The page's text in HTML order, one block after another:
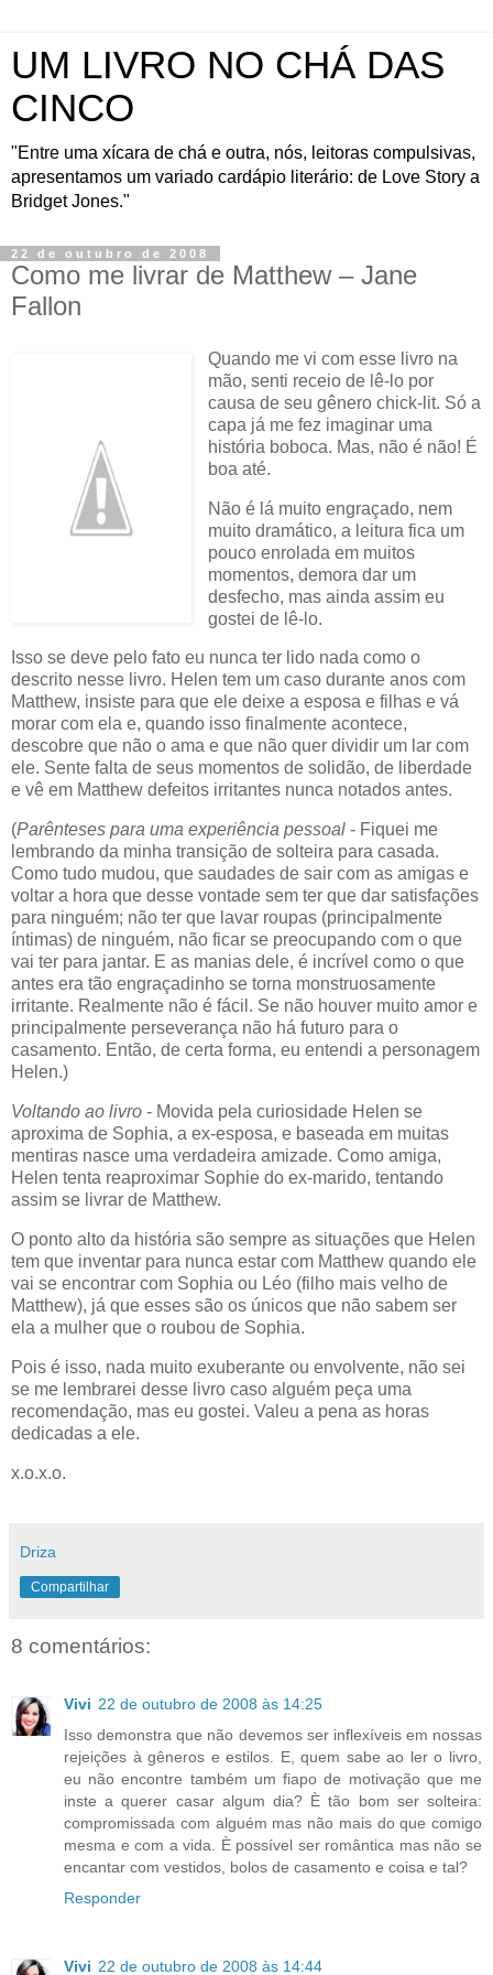
UM LIVRO NO CHÁ DAS
CINCO
"Entre uma xícara de chá e outra, nós, leitoras compulsivas,
apresentamos um variado cardápio literário: de Love Story a
Bridget Jones."
22 de outubro de 2008
Como me livrar de Matthew – Jane
Fallon
Quando me vi com esse livro na
mão, senti receio de lê-lo por
causa de seu gênero chick-lit. Só a
capa já me fez imaginar uma
história boboca. Mas, não é não! É
boa até.
Não é lá muito engraçado, nem
muito dramático, a leitura fica um
pouco enrolada em muitos
momentos, demora dar um
desfecho, mas ainda assim eu
gostei de lê-lo.
Isso se deve pelo fato eu nunca ter lido nada como o
descrito nesse livro. Helen tem um caso durante anos com
Matthew, insiste para que ele deixe a esposa e filhas e vá
morar com ela e, quando isso finalmente acontece,
descobre que não o ama e que não quer dividir um lar com
ele. Sente falta de seus momentos de solidão, de liberdade
e vê em Matthew defeitos irritantes nunca notados antes.
(Parênteses para uma experiência pessoal - Fiquei me
lembrando da minha transição de solteira para casada.
Como tudo mudou, que saudades de sair com as amigas e
voltar a hora que desse vontade sem ter que dar satisfações
para ninguém; não ter que lavar roupas (principalmente
íntimas) de ninguém, não ficar se preocupando com o que
vai ter para jantar. E as manias dele, é incrível como o que
antes era tão engraçadinho se torna monstruosamente
irritante. Realmente não é fácil. Se não houver muito amor e
principalmente perseverança não há futuro para o
casamento. Então, de certa forma, eu entendi a personagem
Helen.)
Voltando ao livro - Movida pela curiosidade Helen se
aproxima de Sophia, a ex-esposa, e baseada em muitas
mentiras nasce uma verdadeira amizade. Como amiga,
Helen tenta reaproximar Sophie do ex-marido, tentando
assim se livrar de Matthew.
O ponto alto da história são sempre as situações que Helen
tem que inventar para nunca estar com Matthew quando ele
vai se encontrar com Sophia ou Léo (filho mais velho de
Matthew), já que esses são os únicos que não sabem ser
ela a mulher que o roubou de Sophia.
Pois é isso, nada muito exuberante ou envolvente, não sei
se me lembrarei desse livro caso alguém peça uma
recomendação, mas eu gostei. Valeu a pena as horas
dedicadas a ele.
x.o.x.o.
Driza
Compartilhar
8 comentários:
Vivi 22 de outubro de 2008 às 14:25
Isso demonstra que não devemos ser inflexíveis em nossas
rejeições à gêneros e estilos. E, quem sabe ao ler o livro,
eu não encontre também um fiapo de motivação que me
inste a querer casar algum dia? È tão bom ser solteira:
compromissada com alguém mas não mais do que comigo
mesma e com a vida. È possível ser romântica mas não se
encantar com vestidos, bolos de casamento e coisa e tal?
Responder
Vivi 22 de outubro de 2008 às 14:44